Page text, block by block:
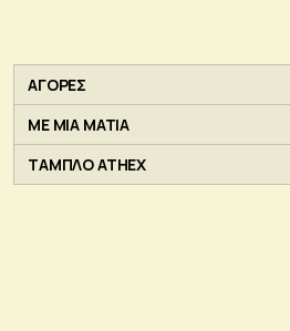
ΑΓΟΡΕΣ
ΜΕ ΜΙΑ ΜΑΤΙΑ
ΤΑΜΠΛΟ ATHEX